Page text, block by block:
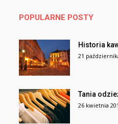
POPULARNE POSTY
Historia
21
Tania
26 kwietnia